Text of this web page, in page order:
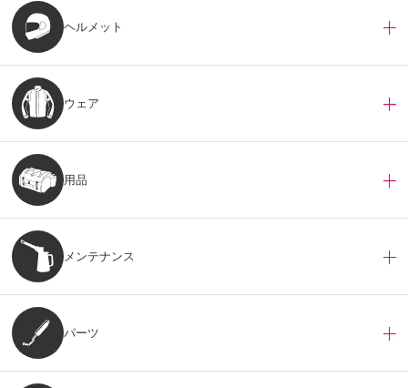
ヘルメット
ウェア
用品
メンテナンス
パーツ